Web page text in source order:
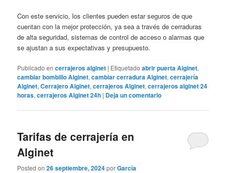
Con este servicio, los clientes pueden estar seguros de que
cuentan con la mejor protección, ya sea a través de cerraduras
de alta seguridad, sistemas de control de acceso o alarmas que
se ajustan a sus expectativas y presupuesto.
Publicado en cerrajeros alginet | Etiquetado abrir puerta Alginet,
cambiar bombillo Alginet,cambiar cerradura Alginet,cerrajería
Alginet,Cerrajero Alginet,cerrajeros Alginet,cerrajeros alginet 24
horas,cerrajeros Alginet 24h | Deja un comentario
Tarifas de cerrajería en
Alginet
Posted on26 septiembre, 2024porGarcía